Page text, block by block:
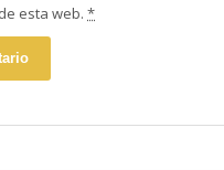
esta web. *